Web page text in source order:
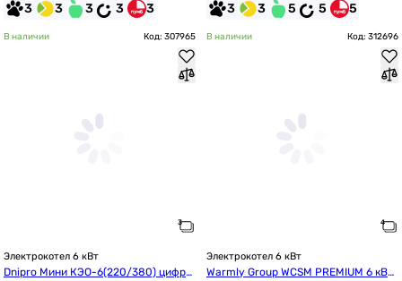
3 3 3 3 3 3 3 5 5 5
В наличии Код: 307965
Электрокотел 6 кВт
Dnipro Мини КЭО-6(220/380) цифро
В наличии Код: 312696
Электрокотел 6 кВт
Warmly Group WCSM PREMIUM 6 кВт